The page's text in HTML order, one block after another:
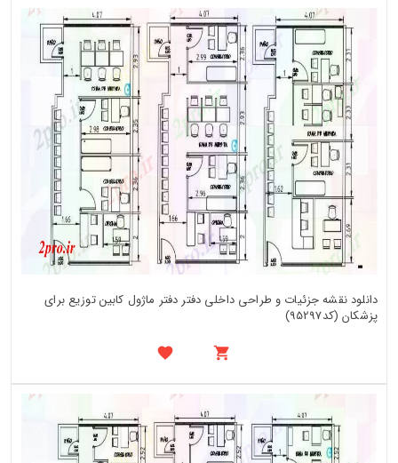
دانلود نقشه جزئیات و طراحی داخلی دفتر دفتر ماژول کابین توزیع برای
پزشکان (کد95297)